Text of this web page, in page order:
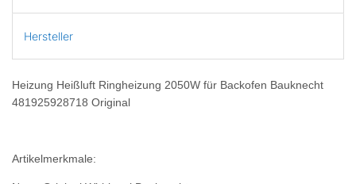
Hersteller
Heizung Heißluft Ringheizung 2050W für Backofen Bauknecht
481925928718 Original
Artikelmerkmale: